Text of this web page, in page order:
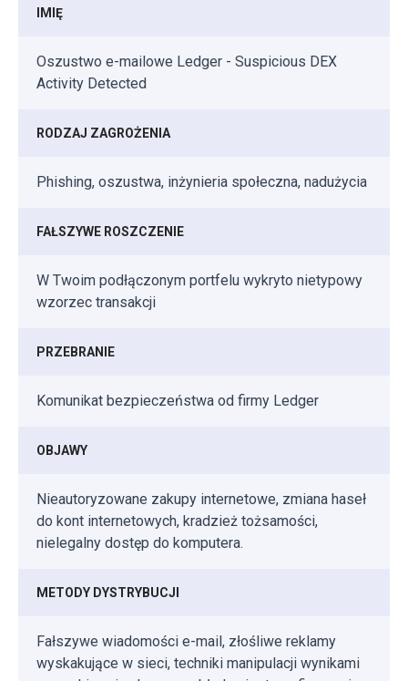
IMIĘ
Oszustwo e-mailowe Ledger - Suspicious DEX
Activity Detected
RODZAJ ZAGROŻENIA
Phishing, oszustwa, inżynieria społeczna, nadużycia
FAŁSZYWE ROSZCZENIE
W Twoim podłączonym portfelu wykryto nietypowy
wzorzec transakcji
PRZEBRANIE
Komunikat bezpieczeństwa od firmy Ledger
OBJAWY
Nieautoryzowane zakupy internetowe, zmiana haseł
do kont internetowych, kradzież tożsamości,
nielegalny dostęp do komputera.
METODY DYSTRYBUCJI
Fałszywe wiadomości e-mail, złośliwe reklamy
wyskakujące w sieci, techniki manipulacji wynikami